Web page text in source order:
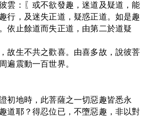
雲：
〖或不欲發趣，迷道及疑道，能
行，及迷失正道，疑惑正道。如是趣
依止餘道而失正道，由第二於道疑
故生不共之歡喜。由喜多故，說彼菩
遍震動一百世界。
初地時，此菩薩之一切惡趣皆悉永
道耶？得忍位已，不墮惡趣，非以對